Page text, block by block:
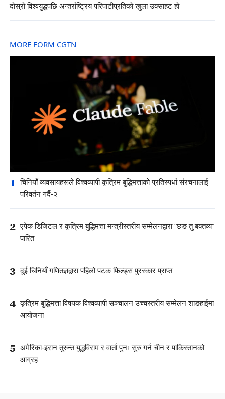
दोस्रो विश्वयुद्धपछि अन्तर्राष्ट्रिय परिपाटीप्रतिको खुला उक्साहट हो
MORE FORM CGTN
1 चिनियाँ व्यवसायहरूले विश्वव्यापी कृत्रिम बुद्धिमत्ताको प्रतिस्पर्धा संरचनालाई
परिवर्तन गर्दै-२
2 एपेक डिजिटल र कृत्रिम बुद्धिमत्ता मन्त्रीस्तरीय सम्मेलनद्वारा “छङ तु बक्तव्य”
पारित
3 दुई चिनियाँ गणितज्ञद्वारा पहिलो पटक फिल्ड्स पुरस्कार प्राप्त
4 कृत्रिम बुद्धिमत्ता विषयक विश्वव्यापी सञ्चालन उच्चस्तरीय सम्मेलन शाङहाईमा
आयोजना
5 अमेरिका-इरान तुरुन्त युद्धविराम र वार्ता पुनः सुरु गर्न चीन र पाकिस्तानको
आग्रह